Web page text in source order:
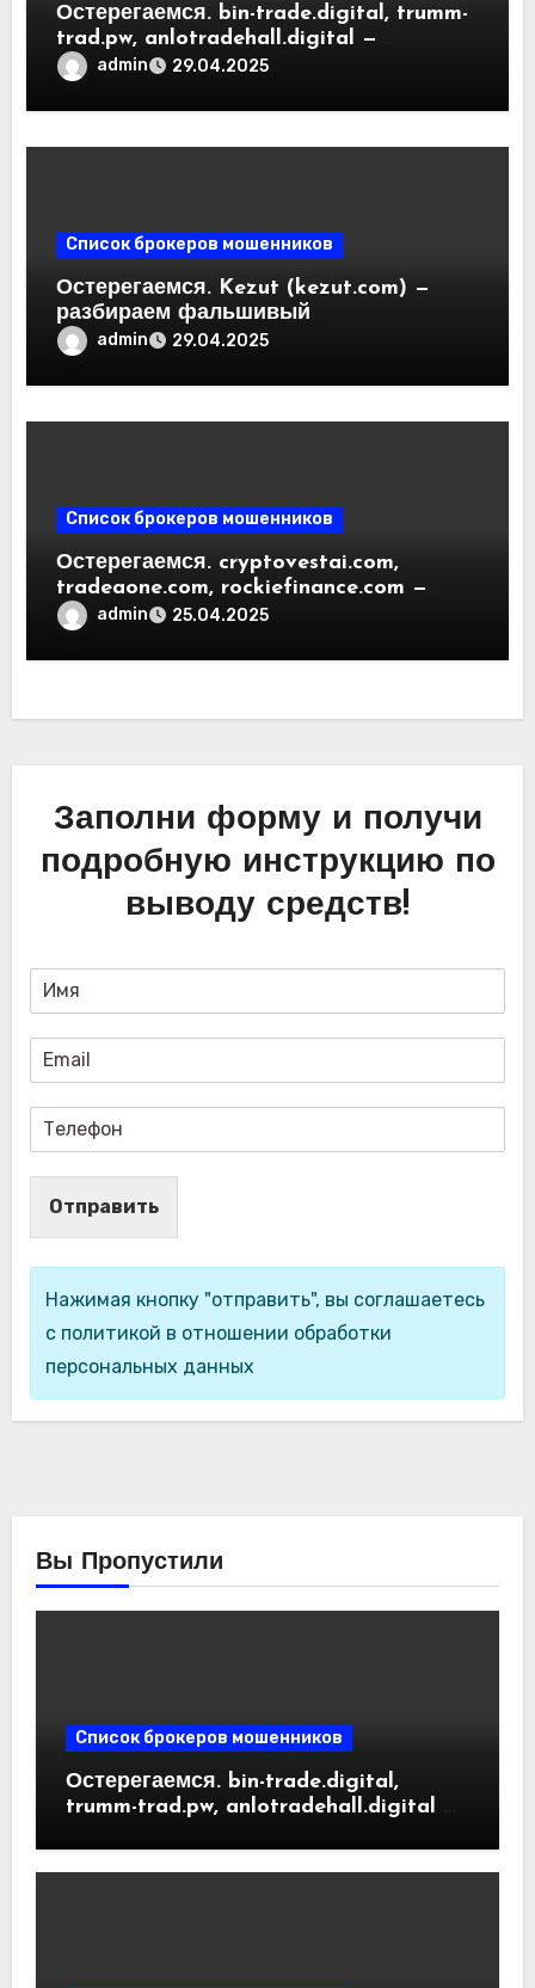
Остерегаемся. bin-trade.digital, trumm-
trad.pw, anlotradehall.digital —
разоблачение фальшивых
криптобирж. Как вернуть деньги.
Отзывы пользователей
admin 29.04.2025
Список брокеров мошенников
Остерегаемся. Kezut (kezut.com) —
разбираем фальшивый
криптовалютный обменник. Как
вернуть деньги. Отзывы
пользователей
admin 29.04.2025
Список брокеров мошенников
Остерегаемся. cryptovestai.com,
tradeaone.com, rockiefinance.com —
обзор новых платформ для
трейдинга. Отзывы пользователей
admin 25.04.2025
Заполни форму и получи
подробную инструкцию по
выводу средств!
Отправить
Нажимая кнопку "отправить", вы соглашаетесь
с политикой в отношении обработки
персональных данных
Вы Пропустили
Список брокеров мошенников
Остерегаемся. bin-trade.digital,
trumm-trad.pw, anlotradehall.digital —
криптобирж. Как вернуть деньги.